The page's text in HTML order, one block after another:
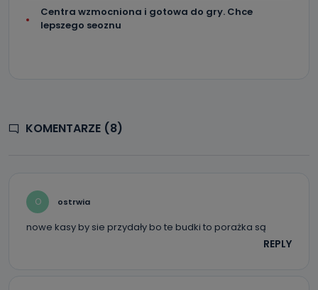
kontaktowy, adres korespondencyjny. Odbiorcą Pastwa
danych osobowych są pracownicy i współpracownicy
oraz partnerzy wspomagający administratora w jego
e-mailowo pod adresem: poczta@tvproart.pl
Centra wzmocniona i gotowa do gry. Chce
lepszego seoznu
KOMENTARZE (8)
O ostrwia
nowe kasy by sie przydały bo te budki to porażka są
REPLY